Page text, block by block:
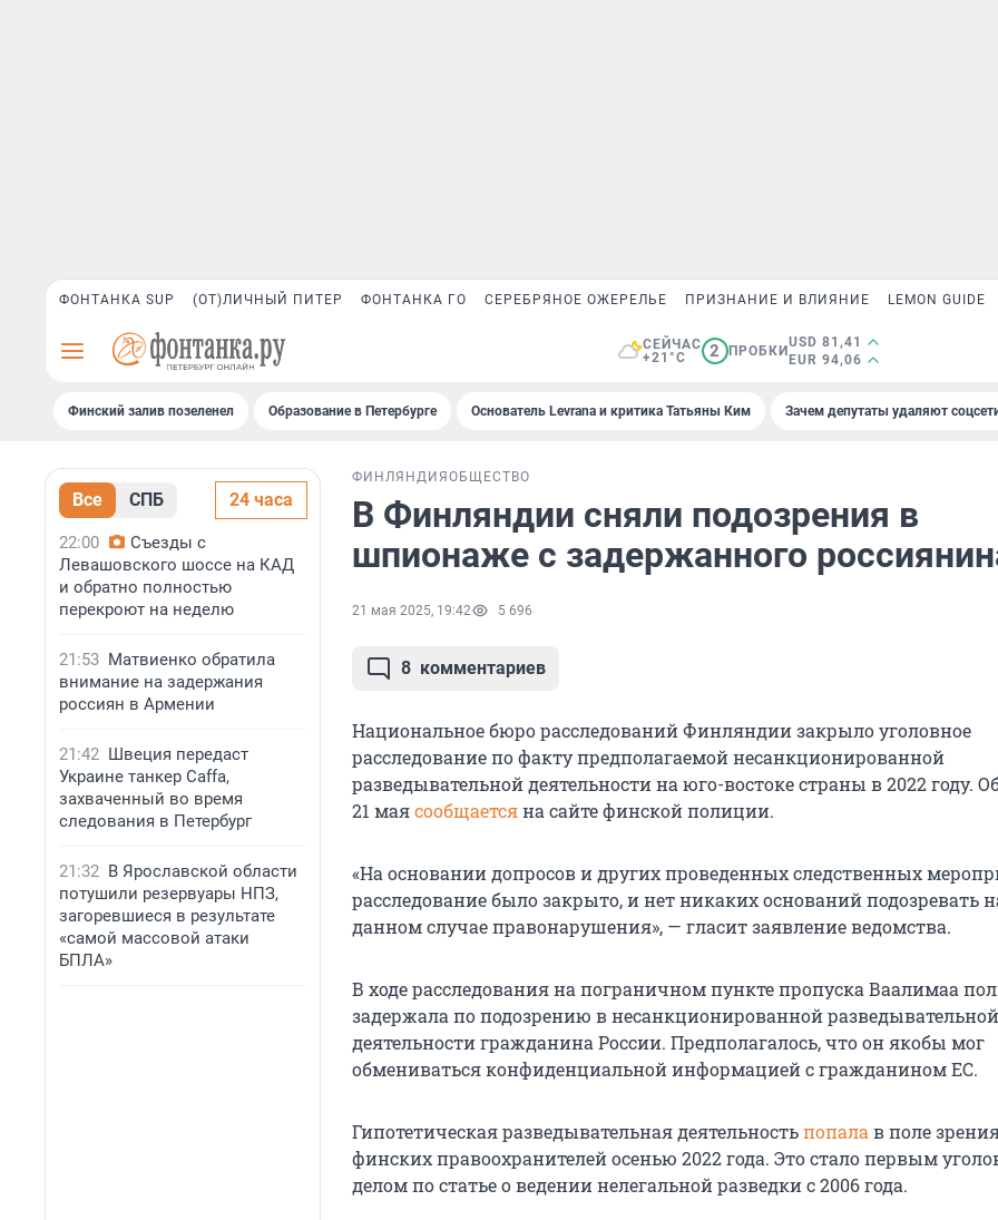
ФОНТАНКА SUP (ОТ)ЛИЧНЫЙ ПИТЕР ФОНТАНКА ГО СЕРЕБРЯНОЕ ОЖЕРЕЛЬЕ ПРИЗНАНИЕ И ВЛИЯНИЕ LEMON GUIDE
СЕЙЧАС
+21°C
2 ПРОБКИ
USD 81,41
EUR 94,06
Финский залив позеленел Образование в Петербурге Основатель Levrana и критика Татьяны Ким Зачем депутаты удаляют
Все СПБ 24 часа
22:00
Съезды с
Левашовского шоссе на КАД
и обратно полностью
перекроют на неделю
21:53 Матвиенко обратила
внимание на задержания
россиян в Армении
21:42 Швеция передаст
Украине танкер Caffa,
захваченный во время
следования в Петербург
21:32 В Ярославской области
потушили резервуары НПЗ,
загоревшиеся в результате
«самой массовой атаки
БПЛА»
ФИНЛЯНДИЯ ОБЩЕСТВО
В Финляндии сняли подозрения в
шпионаже с задержанного
21 мая 2025, 19:42 5 696
8 комментариев
Национальное бюро расследований Финляндии закрыло уголовное
расследование по факту предполагаемой несанкционированной
разведывательной деятельности на юго-востоке страны в 2022 году.
21 маясообщаетсяна сайте финской полиции.
«На основании допросов и других проведенных следственных
расследование было закрыто, и нет никаких оснований подозревать
данном случае правонарушения», — гласит заявление ведомства.
В ходе расследования на пограничном пункте пропуска Ваалимаа
задержала по подозрению в несанкционированной разведывательной
деятельности гражданина России. Предполагалось, что он якобы мог
обмениваться конфиденциальной информацией с гражданином ЕС.
Гипотетическая разведывательная деятельностьпопала в поле
финских правоохранителей осенью 2022 года. Это стало первым
делом по статье о ведении нелегальной разведки с 2006 года.